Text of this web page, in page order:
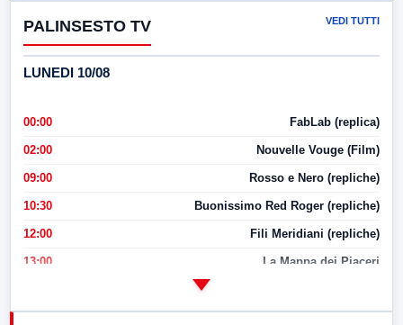
PALINSESTO TV VEDI TUTTI
LUNEDI 10/08
00:00 FabLab (replica)
02:00 Nouvelle Vouge (Film)
09:00 Rosso e Nero (repliche)
10:30 Buonissimo Red Roger (repliche)
12:00 Fili Meridiani (repliche)
13:00 La Mappa dei Piaceri